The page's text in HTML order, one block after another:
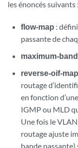
les énoncés suivants :
flow-map :
passante de
maximum-
reverse-oif-
routage
en fonction
IGMP ou MLD
Une fois le
routage ajuste
bande passante)